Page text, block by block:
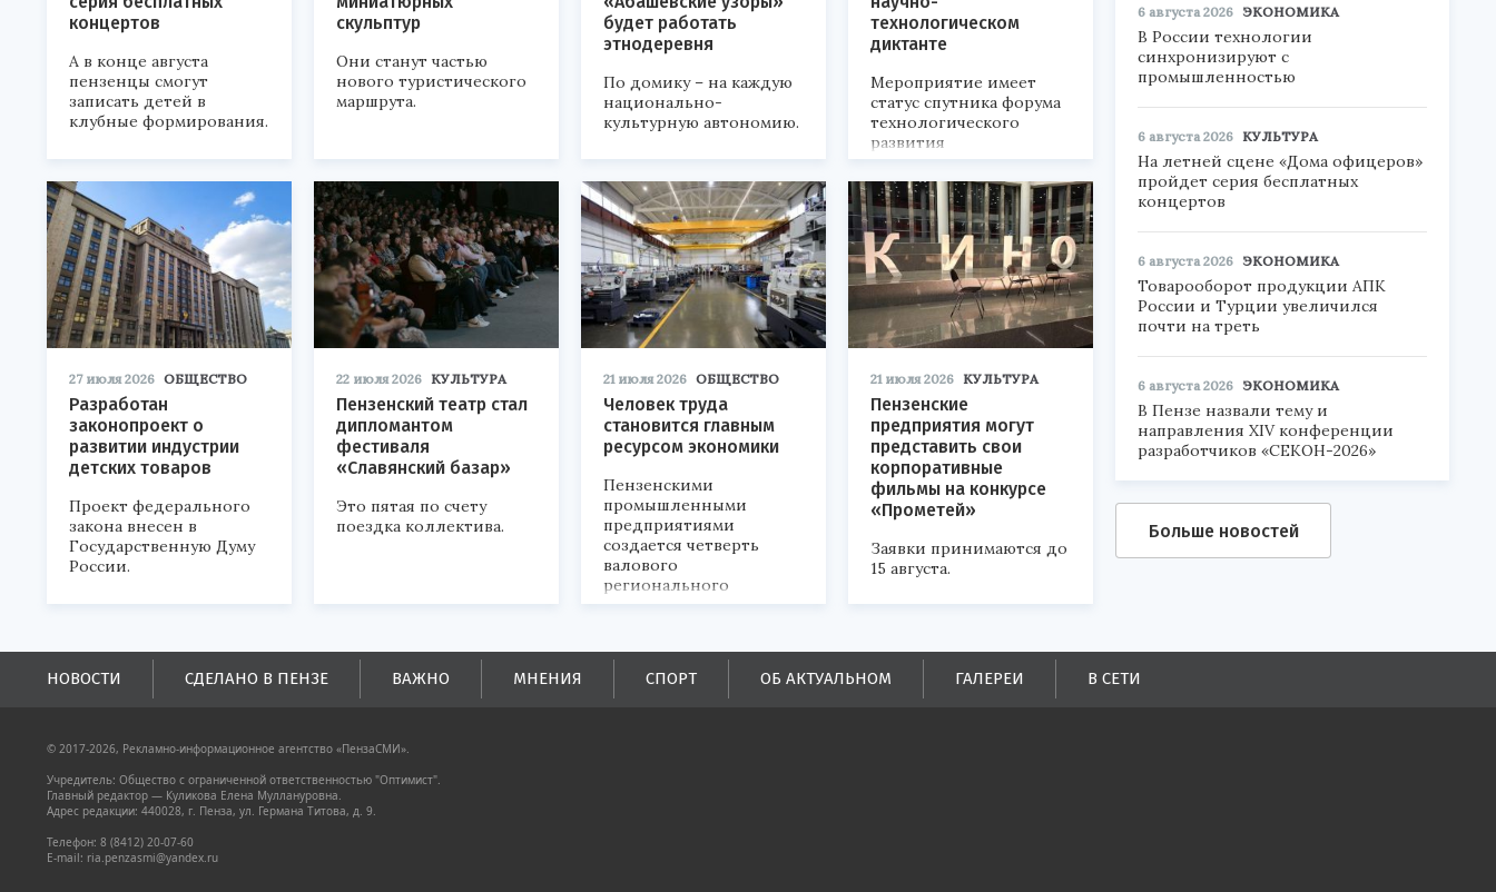
концертов
А в конце августа
пензенцы смогут
записать детей в
клубные формирования.
скульптур
Они станут частью
нового туристического
маршрута.
будет работать
этнодеревня
По домику – на каждую
национально-
культурную автономию.
технологическом
диктанте
Мероприятие имеет
статус спутника форума
технологического
развития
«Технопром-2026».
27 июля 2026 ОБЩЕСТВО
Разработан
законопроект о
развитии индустрии
детских товаров
Проект федерального
закона внесен в
Государственную Думу
России.
22 июля 2026 КУЛЬТУРА
Пензенский театр стал
дипломантом
фестиваля
«Славянский базар»
Это пятая по счету
поездка коллектива.
21 июля 2026 ОБЩЕСТВО
Человек труда
становится главным
ресурсом экономики
Пензенскими
промышленными
предприятиями
создается четверть
валового
регионального
продукта и
поступлений в
бюджеты всех уровней.
21 июля 2026 КУЛЬТУРА
Пензенские
предприятия могут
представить свои
корпоративные
фильмы на конкурсе
«Прометей»
Заявки принимаются до
15 августа.
6 августа 2026 ЭКОНОМИКА
В России технологии
синхронизируют с
промышленностью
6 августа 2026 КУЛЬТУРА
На летней сцене «Дома офицеров»
пройдет серия бесплатных
концертов
6 августа 2026 ЭКОНОМИКА
Товарооборот продукции АПК
России и Турции увеличился
почти на треть
6 августа 2026 ЭКОНОМИКА
В Пензе назвали тему и
направления XIV конференции
разработчиков «СЕКОН-2026»
Больше новостей
НОВОСТИ СДЕЛАНО В ПЕНЗЕ ВАЖНО МНЕНИЯ СПОРТ ОБ АКТУАЛЬНОМ ГАЛЕРЕИ В СЕТИ
© 2017-2026, Рекламно-информационное агентство «ПензаСМИ».
Учредитель: Общество с ограниченной ответственностью "Оптимист".
Главный редактор — Куликова Елена Муллануровна.
Адрес редакции: 440028, г. Пенза, ул. Германа Титова, д. 9.
Телефон: 8 (8412) 20-07-60
E-mail: ria.penzasmi@yandex.ru